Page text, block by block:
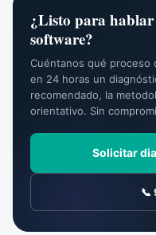
¿Listo para
software?
Cuéntanos qué proceso
en 24 horas un
recomendado, la
orientativo. Sin
Solicitar
📞